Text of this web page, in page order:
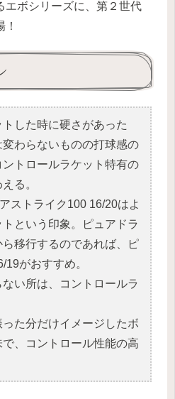
エボシリーズに、第２世代
トした時に硬さがあった
わらないものの打球感の
トロールラケット特有の
る。
ストライク100 16/20はよ
という印象。ピュアドラ
移行するのであれば、ピ
19がおすすめ。
ない所は、コントロールラ
った分だけイメージしたボ
、コントロール性能の高